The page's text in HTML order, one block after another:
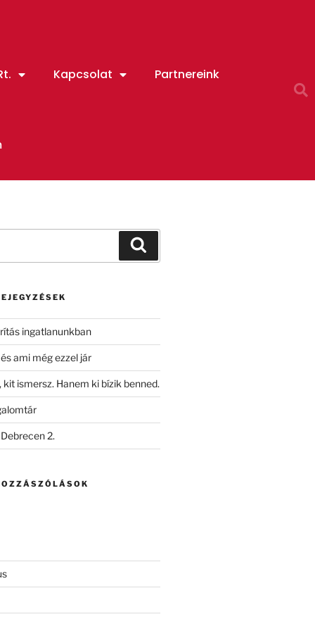
Kapcsolat Partnereink
ingatlanunkban
ami még ezzel jár
kit ismersz. Hanem ki bízik benned.
2.